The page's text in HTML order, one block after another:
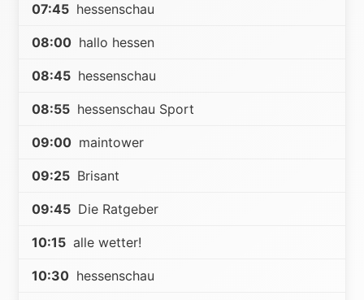
07:45 hessenschau
08:00 hallo hessen
08:45 hessenschau
08:55 hessenschau Sport
09:00 maintower
09:25 Brisant
09:45 Die Ratgeber
10:15 alle wetter!
10:30 hessenschau